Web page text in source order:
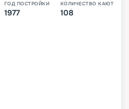
ГОД ПОСТРОЙКИ
1977
КОЛИЧЕСТВО КАЮТ
108